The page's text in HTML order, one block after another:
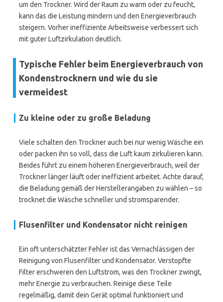
um den Trockner. Wird der Raum zu warm oder zu feucht,
kann das die Leistung mindern und den Energieverbrauch
steigern. Vorher ineffiziente Arbeitsweise verbessert sich
mit guter Luftzirkulation deutlich.
Typische Fehler beim Energieverbrauch von
Kondenstrocknern und wie du sie
vermeidest
Zu kleine oder zu große Beladung
Viele schalten den Trockner auch bei nur wenig Wäsche ein
oder packen ihn so voll, dass die Luft kaum zirkulieren kann.
Beides führt zu einem höheren Energieverbrauch, weil der
Trockner länger läuft oder ineffizient arbeitet. Achte darauf,
die Beladung gemäß der Herstellerangaben zu wählen – so
trocknet die Wäsche schneller und stromsparender.
Flusenfilter und Kondensator nicht reinigen
Ein oft unterschätzter Fehler ist das Vernachlässigen der
Reinigung von Flusenfilter und Kondensator. Verstopfte
Filter erschweren den Luftstrom, was den Trockner zwingt,
mehr Energie zu verbrauchen. Reinige diese Teile
regelmäßig, damit dein Gerät optimal funktioniert und